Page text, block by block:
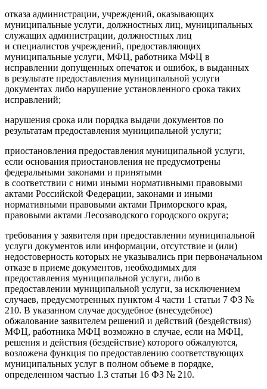
отказа администрации, учреждений, оказывающих
муниципальные услуги, должностных лиц, муниципальных
служащих администрации, должностных лиц
и специалистов учреждений, предоставляющих
муниципальные услуги, МФЦ, работника МФЦ в
исправлении допущенных опечаток и ошибок, в выданных
в результате предоставления муниципальной услуги
документах либо нарушение установленного срока таких
исправлений;
нарушения срока или порядка выдачи документов по
результатам предоставления муниципальной услуги;
приостановления предоставления муниципальной услуги,
если основания приостановления не предусмотрены
федеральными законами и принятыми
в соответствии с ними иными нормативными правовыми
актами Российской Федерации, законами и иными
нормативными правовыми актами Приморского края,
правовыми актами Лесозаводского городского округа;
требования у заявителя при предоставлении муниципальной
услуги документов или информации, отсутствие и (или)
недостоверность которых не указывались при первоначальном
отказе в приеме документов, необходимых для
предоставления муниципальной услуги, либо в
предоставлении муниципальной услуги, за исключением
случаев, предусмотренных пунктом 4 части 1 статьи 7 ФЗ №
210. В указанном случае досудебное (внесудебное)
обжалование заявителем решений и действий (бездействия)
МФЦ, работника МФЦ возможно в случае, если на МФЦ,
решения и действия (бездействие) которого обжалуются,
возложена функция по предоставлению соответствующих
муниципальных услуг в полном объеме в порядке,
определенном частью 1.3 статьи 16 ФЗ № 210.